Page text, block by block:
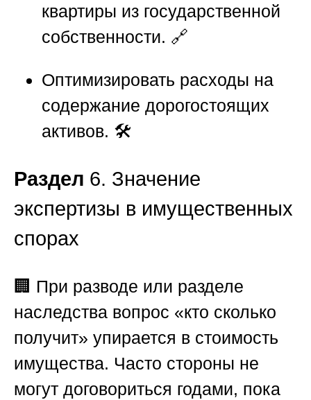
квартиры из государственной
собственности. 🔗
Оптимизировать расходы на
содержание дорогостоящих
активов. 🛠️
Раздел 6. Значение
экспертизы в имущественных
спорах
🏢 При разводе или разделе
наследства вопрос «кто сколько
получит» упирается в стоимость
имущества. Часто стороны не
могут договориться годами, пока